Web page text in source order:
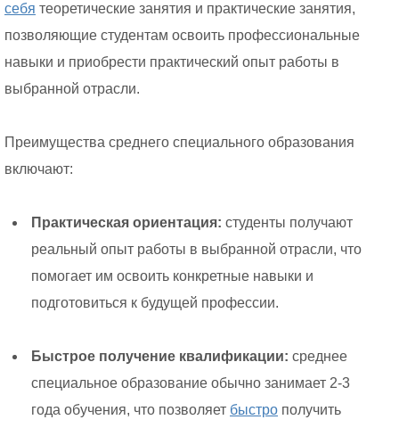
себя теоретические занятия и практические занятия,
позволяющие студентам освоить профессиональные
навыки и приобрести практический опыт работы в
выбранной отрасли.
Преимущества среднего специального образования
включают:
Практическая ориентация: студенты получают
реальный опыт работы в выбранной отрасли, что
помогает им освоить конкретные навыки и
подготовиться к будущей профессии.
Быстрое получение квалификации: среднее
специальное образование обычно занимает 2-3
года обучения, что позволяет быстро получить